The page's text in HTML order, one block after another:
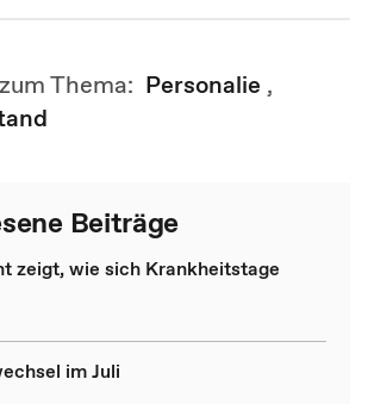
Thema: Personalie ,
Beiträge
zeigt, wie sich Krankheitstage
im Juli